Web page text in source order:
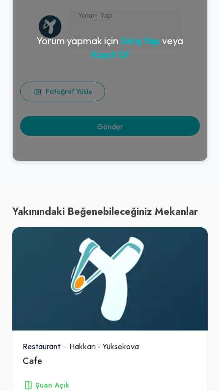
Fotoğraf Yükle
Yorum yapmak için Giriş Yap veya
Kayıt Ol
Yakınındaki Beğenebileceğiniz Mekanlar
Restaurant Hakkari - Yüksekova
Cafe
Şuan Açık